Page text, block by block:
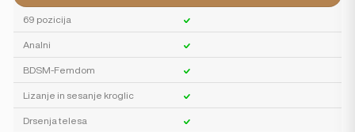
69 pozicija
Analni
BDSM-Femdom
Lizanje in sesanje kroglic
Drsenja telesa